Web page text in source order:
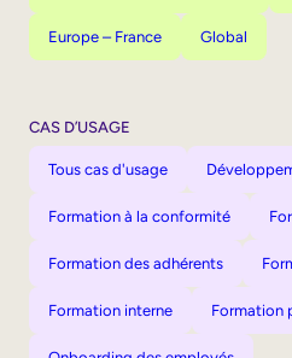
Europe – France Global
CAS D’USAGE
Tous cas d'usage
Formation à la conformité
Formation des adhérents
Formation interne Formation